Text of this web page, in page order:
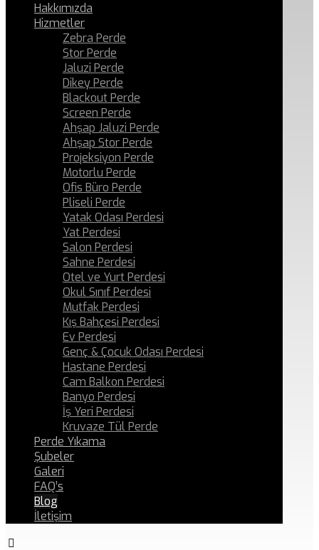
Hakkımızda
Hizmetler
Zebra Perde
Stor Perde
Jaluzi Perde
Dikey Perde
Blackout Perde
Screen Perde
Ahşap Jaluzi Perde
Ahşap Stor Perde
Projeksiyon Perde
Motorlu Perde
Ofis Büro Perde
Pliseli Perde
Yatak Odası Perdesi
Yat Perdesi
Salon Perdesi
Sahne Perdesi
Otel ve Yurt Perdesi
Okul Sınıf Perdesi
Mutfak Perdesi
Kış Bahçesi Perdesi
Ev Perdesi
Genç & Çocuk Odası Perdesi
Hastane Perdesi
Cam Balkon Perdesi
Banyo Perdesi
İş Yeri Perdesi
Kruvaze Tül Perde
Perde Yıkama
Şubeler
Galeri
FAQ’s
Blog
İletişim